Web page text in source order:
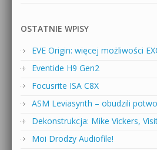
OSTATNIE WPISY
EVE Origin: więcej możliwości
Eventide H9 Gen2
Focusrite ISA C8X
ASM Leviasynth – obudzili
Dekonstrukcja: Mike Vickers,
Moi Drodzy Audiofile!